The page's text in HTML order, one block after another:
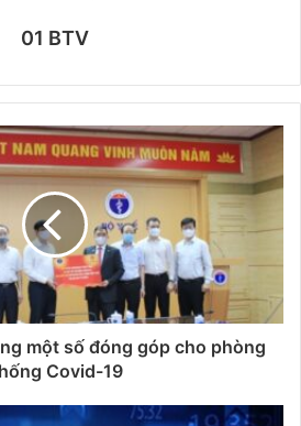
01 BTV
một số đóng góp cho phòng
Covid-19